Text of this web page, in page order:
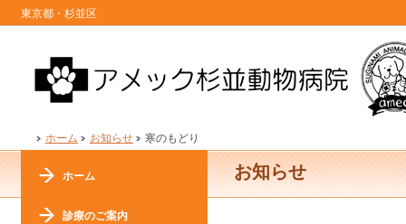
東京都・杉並区
ホーム お知らせ 寒のもどり
お知らせ
ホーム
診療のご案内